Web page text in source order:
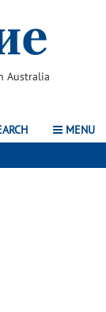
Australia
MENU